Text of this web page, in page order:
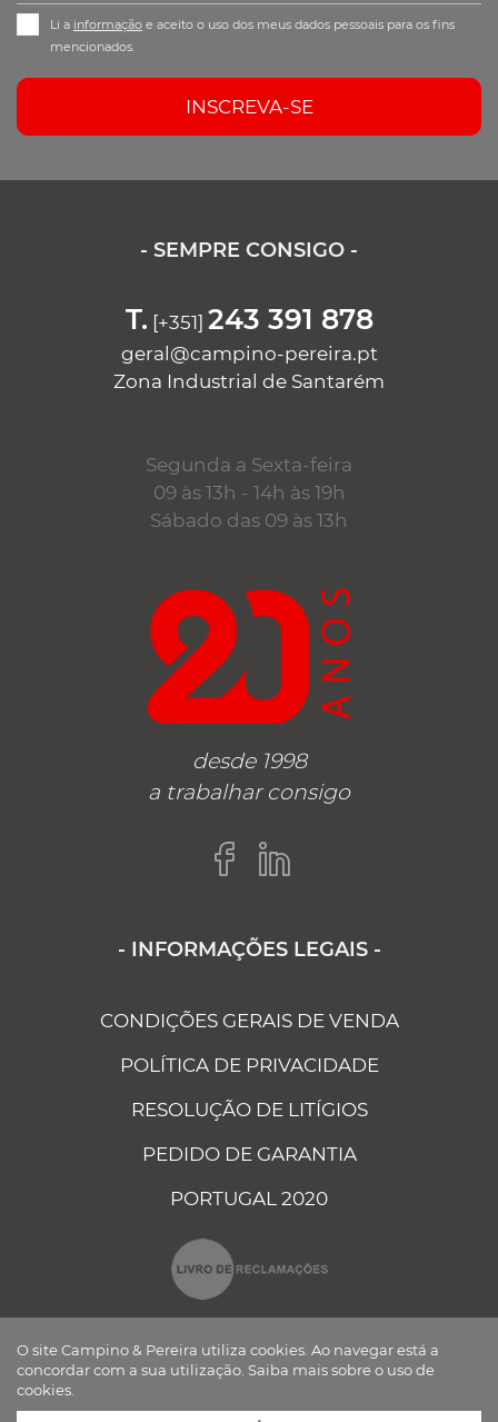
Li a informação e aceito o uso dos meus dados pessoais para os fins
mencionados.
INSCREVA-SE
- SEMPRE CONSIGO -
T. [+351] 243 391 878
geral@campino-pereira.pt
Zona Industrial de Santarém
Segunda a Sexta-feira
09 às 13h - 14h às 19h
Sábado das 09 às 13h
desde 1998
a trabalhar consigo
- INFORMAÇÕES LEGAIS -
CONDIÇÕES GERAIS DE VENDA
POLÍTICA DE PRIVACIDADE
RESOLUÇÃO DE LITÍGIOS
PEDIDO DE GARANTIA
PORTUGAL 2020
CAMPINO E PEREIRA - COMPONENTES ELÉCTRICOS AUTO, LDA ©
TODOS OS DIREITOS RESERVADOS Desenvolvido porBOMSITE
O site Campino & Pereira utiliza cookies. Ao navegar está a
concordar com a sua utilização. Saiba mais sobre o uso de
cookies.